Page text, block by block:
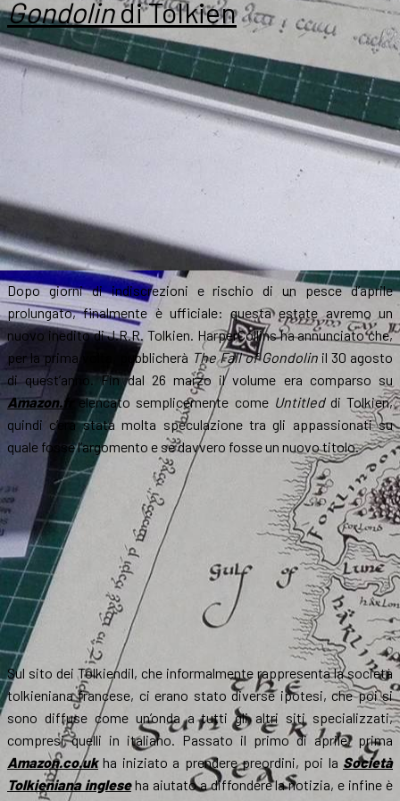
in
mostra
Gondolindi Tolkien
Dopo giorni di indiscrezioni e rischio di un pesce d’aprile
prolungato, finalmente è ufficiale: questa estate avremo un
nuovo inedito di J.R.R. Tolkien. HarperCollins ha annunciato che,
per la prima volta, pubblicherà The Fall of Gondolin il 30 agosto
di quest’anno. Fin dal 26 marzo il volume era comparso su
Amazon.fr
elencato semplicemente come Untitleddi Tolkien,
quindi c’era stata molta speculazione tra gli appassionati su
quale fosse l’argomento e se davvero fosse un nuovo titolo.
Sul sito dei Tolkiendil, che informalmente rappresenta la società
tolkieniana francese, ci erano stato diverse ipotesi, che poi si
sono diffuse come un’onda a tutti gli altri siti specializzati,
compresi quelli in italiano. Passato il primo di aprile, prima
Amazon.co.ukha iniziato a prendere preordini, poi la Società
Tolkieniana ingleseha aiutato a diffondere la notizia, e infine è